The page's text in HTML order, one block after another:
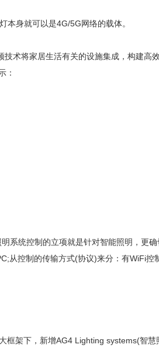
本身就可以是4G/5G网络的载体。
术将家居生活有关的设施集成，构建高
：
系统控制的立项就是针对智能照明，更
从控制的传输方式(协议)来分：有WiFi
架下，新增AG4 Lighting systems(智